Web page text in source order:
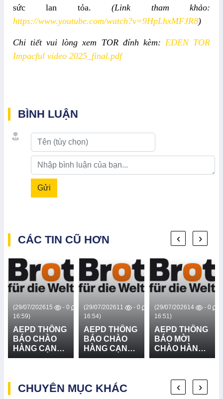
sức lan tỏa.(Link tham khảo:
https://www.youtube.com/watch?v=9HpLhxMFJR8)
Chi tiết vui lòng xem TOR đính kèm: EDEN TOR
Impacful video 2025_final.pdf
BÌNH LUẬN
Gửi
CÁC TIN CŨ HƠN
(29/07/2026
16:59)
15 - 0
AEPD THÔNG
BÁO CHÀO
HÀNG CẠNH
TRANH CUNG
THỐNG LOA
(29/07/2026
16:54)
11 - 0
AEPD THÔNG
BÁO CHÀO
HÀNG CẠNH
TRANH CUNG
CỨU HỘ VÀ
(29/07/2026
16:51)
14 - 0
AEPD THÔNG
BÁO MỜI
CHÀO HÀNG
CẠNH TRANH
CẤP VÀ LẮP
ĐẶT 03 BẢN
‹ ›
CHUYÊN MỤC KHÁC ‹ ›